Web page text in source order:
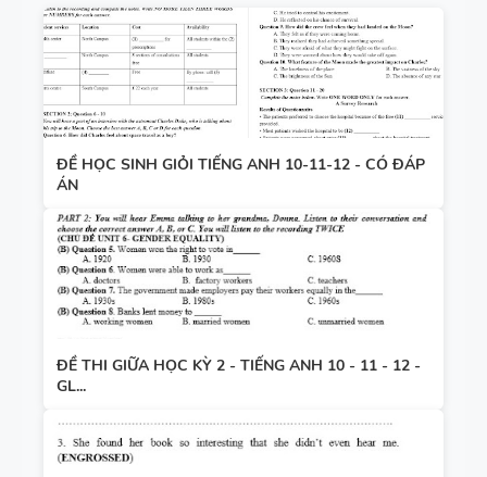
ĐỀ HỌC SINH GIỎI TIẾNG ANH 10-11-12 - CÓ ĐÁP
ÁN
ĐỀ THI GIỮA HỌC KỲ 2 - TIẾNG ANH 10 - 11 - 12 -
GL...